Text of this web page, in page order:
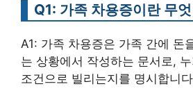
Q1: 가족 차용증이란 무
A1: 가족 차용증은 가족 간에 돈
는 상황에서 작성하는 문서로,
조건으로 빌리는지를 명시합니